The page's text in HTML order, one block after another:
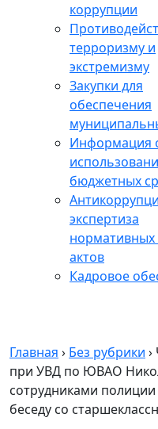
коррупции
терроризму и
экстремизму
Закупки для
обеспечения
Информация
бюджетных
экспертиза
актов
Кадровое
Главная › Без рубрики ›
при УВД по ЮВАО
сотрудниками
беседу со